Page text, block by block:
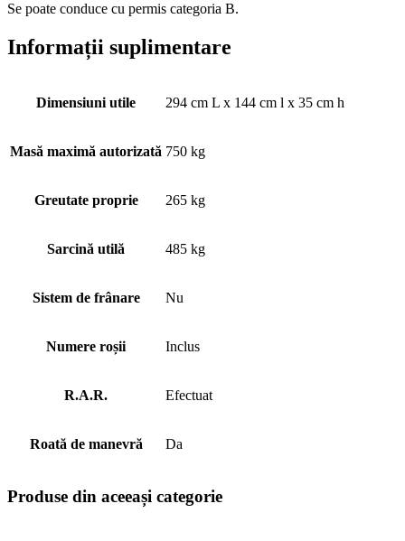
Se poate conduce cu permis categoria B.
Informații suplimentare
Dimensiuni utile 294 cm L x 144 cm l x 35 cm h
Masă maximă autorizată 750 kg
Greutate proprie 265 kg
Sarcină utilă 485 kg
Sistem de frânare Nu
Numere roșii Inclus
R.A.R. Efectuat
Roată de manevră Da
Produse din aceeași categorie